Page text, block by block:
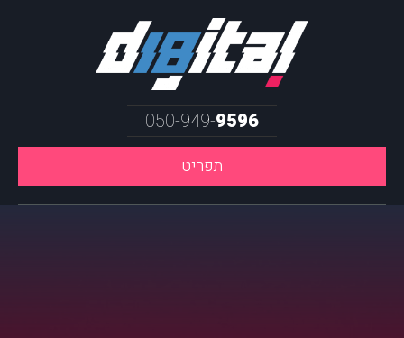
050-949-9596
תפריט